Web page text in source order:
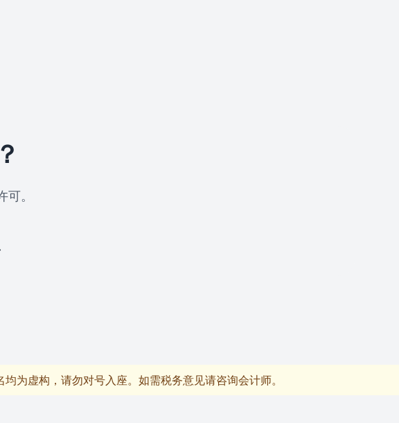
。
为虚构，请勿对号入座。如需税务意见请咨询会计师。